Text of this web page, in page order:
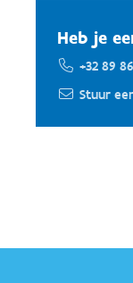
Heb je
+32 89
Stuur